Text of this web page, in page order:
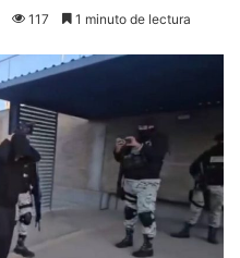
117 1 minuto de lectura